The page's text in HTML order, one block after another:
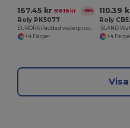
167.45 kr 516.16 kr -68%
Roly PK5077
+4 Färger
110.39
Roly
ISLAND
+4